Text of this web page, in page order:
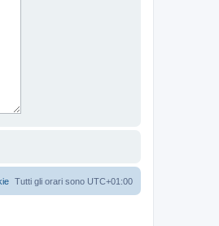
Tutti gli orari sono UTC+01:00